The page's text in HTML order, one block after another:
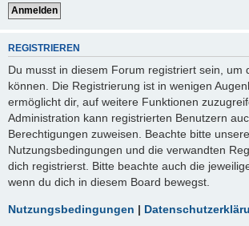
REGISTRIEREN
Du musst in diesem Forum registriert sein, um
können. Die Registrierung ist in wenigen
ermöglicht dir, auf weitere Funktionen
Administration kann registrierten Benutzern
Berechtigungen zuweisen. Beachte bitte unsere
Nutzungsbedingungen und die verwandten
dich registrierst. Bitte beachte auch die
wenn du dich in diesem Board bewegst.
Nutzungsbedingungen |